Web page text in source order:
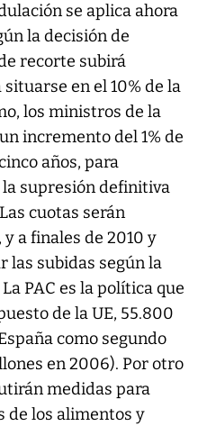
se aplica ahora
la decisión de
recorte subirá
en el 10% de la
los ministros de la
incremento del 1% de
años, para
supresión definitiva
cuotas serán
a finales de 2010 y
las subidas según la
PAC es la política que
de la UE, 55.800
como segundo
en 2006). Por otro
medidas para
de los alimentos y